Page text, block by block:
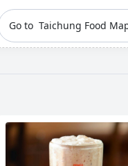
Go to Taichung Food